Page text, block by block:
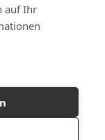
auf Ihr